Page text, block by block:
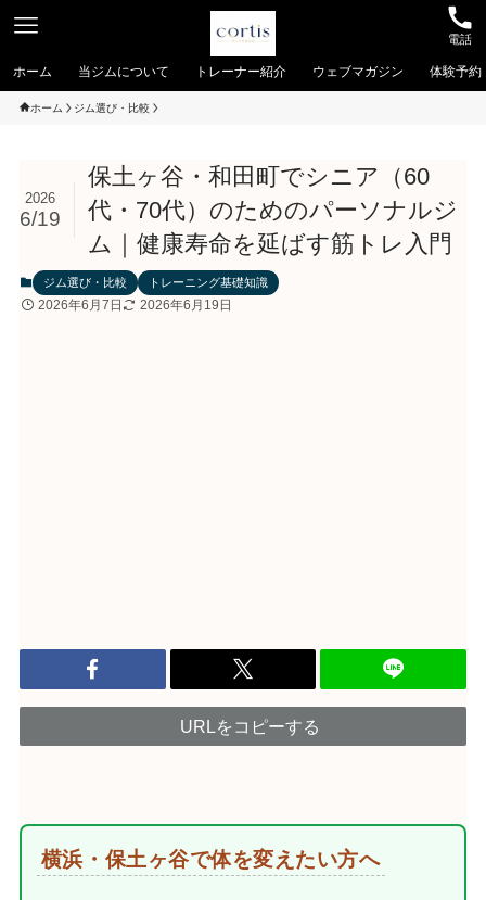
電話
ホーム 当ジムについて トレーナー紹介 ウェブマガジン 体験予約
ホーム ジム選び・比較
保土ヶ谷・和田町でシニア（60
代・70代）のためのパーソナルジ
ム｜健康寿命を延ばす筋トレ入門
2026
6/19
ジム選び・比較 トレーニング基礎知識
2026年6月7日 2026年6月19日
URLをコピーする
横浜・保土ヶ谷で体を変えたい方へ